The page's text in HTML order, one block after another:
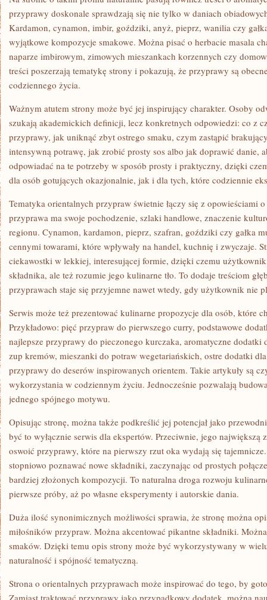
przyprawy doskonale sprawdzają się nie tylko w daniach
Kardamon, cynamon, imbir, goździki, anyż, pieprz, wanilia czy
wyjątkowe kompozycje smakowe. Można pisać o herbacie masala
naparze imbirowym, zimowych mieszankach korzennych czy
treści poszerzają tematykę strony i pokazują, że przyprawy są
codziennego życia.
Ważnym atutem strony może być jej inspirujący charakter. Osoby
szukają akademickich definicji, lecz konkretnych odpowiedzi: co z
przyprawy, jak uniknąć zbyt ostrego smaku, czym zastąpić
intensywną potrawę, jak zrobić prosty sos albo jak doprawić danie,
odpowiadać na te potrzeby w sposób prosty i praktyczny, dzięki
dla osób gotujących okazjonalnie, jak i dla tych, które codziennie
Tematyka orientalnych przypraw świetnie łączy się z opowieściami
przyprawa ma swoje pochodzenie, szlaki handlowe, znaczenie
regionu. Cynamon, kardamon, pieprz, szafran, goździki czy gałka
cennymi towarami, które wpływały na handel, kuchnię i zwyczaje.
ciekawostki w lekkiej, interesującej formie, dzięki czemu
składnika, ale też rozumie jego kulinarne tło. To dodaje treściom
przyprawach staje się przyjemne nawet wtedy, gdy użytkownik nie
Serwis może też prezentować kulinarne propozycje dla osób, które
Przykładowo: pięć przypraw do pierwszego curry, podstawowe
najlepsze przyprawy do pieczonego kurczaka, aromatyczne
zup kremów, mieszanki do potraw wegetariańskich, ostre dodatki
przyprawy do deserów inspirowanych orientem. Takie artykuły są
wykorzystania w codziennym życiu. Jednocześnie pozwalają
jednego spójnego motywu.
Opisując stronę, można także podkreślić jej potencjał jako
być to wyłącznie serwis dla ekspertów. Przeciwnie, jego największą
oswoić przyprawy, które na pierwszy rzut oka wydają się
stopniowo poznawać nowe składniki, zaczynając od prostych
bardziej złożonych kompozycji. To naturalna droga rozwoju
pierwsze próby, aż po własne eksperymenty i autorskie dania.
Duża ilość synonimicznych możliwości sprawia, że stronę można
miłośników przypraw. Można akcentować pikantne składniki.
smaków. Dzięki temu opis strony może być wykorzystywany w
naturalność i spójność tematyczną.
Strona o orientalnych przyprawach może inspirować do tego, by
Zamiast traktować przyprawy jako przypadkowy dodatek, można